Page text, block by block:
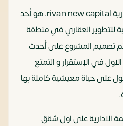
كمبوند ريفان العاصمة الادارية rivan new capital، هو أحد
للتطوير العقاري في منطقة
تم تصميم المشروع على أحدث
في الإستقرار و التمتع
على حياة معيشية كاملة بها
الادارية على اول شقق